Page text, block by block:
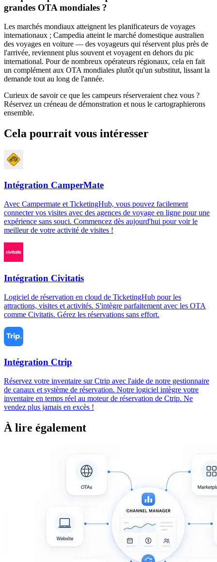
grandes OTA mondiales ?
Les marchés mondiaux atteignent les planificateurs de voyages
internationaux ; Campedia atteint le marché domestique australien
des voyages en voiture — des voyageurs qui réservent plus près de
l'arrivée, reviennent plus souvent et voyagent en dehors du pic
international. Pour de nombreux opérateurs régionaux, cela en fait
un complément aux OTA mondiales plutôt qu'un substitut, lissant la
demande tout au long de l'année.
Curieux de savoir ce que les campeurs réserveraient chez vous ?
Réservez un créneau de démonstration et nous le cartographierons
ensemble.
Cela pourrait vous intéresser
Intégration CamperMate
Avec Campermate et TicketingHub, vous pouvez facilement
connecter vos visites avec des agences de voyage en ligne pour une
expérience sans souci. Commencez dès aujourd'hui pour voir le
meilleur de votre activité de visites !
Intégration Civitatis
Logiciel de réservation en cloud de TicketingHub pour les
attractions, visites et activités. S'intègre parfaitement avec les OTA
comme Civitatis. Gérez les réservations sans effort.
Intégration Ctrip
Réservez votre inventaire sur Ctrip avec l'aide de notre gestionnaire
de canaux et système de réservation. Notre logiciel intègre votre
inventaire en temps réel au moteur de réservation de Ctrip. Ne
vendez plus jamais en excès !
À lire également